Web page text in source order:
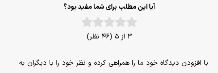
آیا این مطلب برای شما مفید بود؟
3 از 5 (46 نظر)
با افزودن دیدگاه خود ما را همراهی کرده و نظر خود را با دیگران به